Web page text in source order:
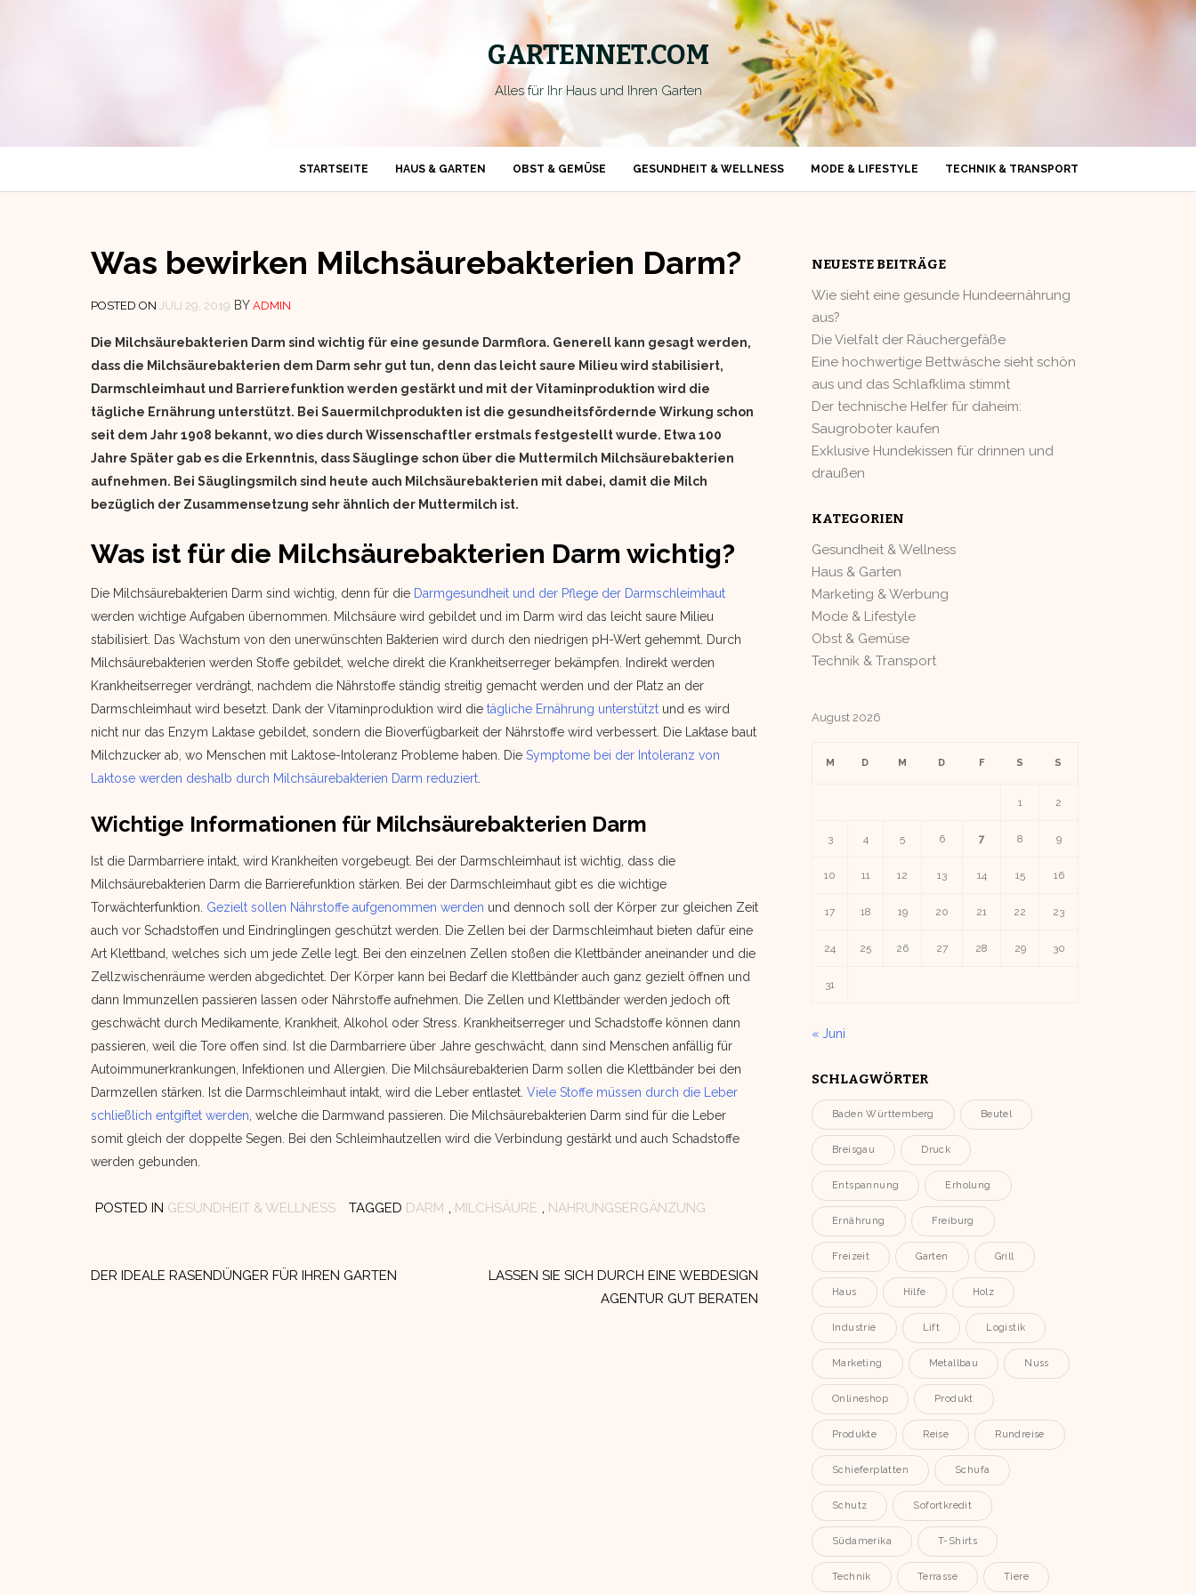
GARTENNET.COM
Alles für Ihr Haus und Ihren Garten
STARTSEITE HAUS & GARTEN OBST & GEMÜSE GESUNDHEIT & WELLNESS MODE & LIFESTYLE TECHNIK & TRANSPORT
Was bewirken Milchsäurebakterien Darm?
POSTED ON JULI 29, 2019 BY ADMIN
Die Milchsäurebakterien Darm sind wichtig für eine gesunde Darmflora. Generell kann gesagt werden,
dass die Milchsäurebakterien dem Darm sehr gut tun, denn das leicht saure Milieu wird stabilisiert,
Darmschleimhaut und Barrierefunktion werden gestärkt und mit der Vitaminproduktion wird die
tägliche Ernährung unterstützt. Bei Sauermilchprodukten ist die gesundheitsfördernde Wirkung schon
seit dem Jahr 1908 bekannt, wo dies durch Wissenschaftler erstmals festgestellt wurde. Etwa 100
Jahre Später gab es die Erkenntnis, dass Säuglinge schon über die Muttermilch Milchsäurebakterien
aufnehmen. Bei Säuglingsmilch sind heute auch Milchsäurebakterien mit dabei, damit die Milch
bezüglich der Zusammensetzung sehr ähnlich der Muttermilch ist.
Was ist für die Milchsäurebakterien Darm wichtig?
Die Milchsäurebakterien Darm sind wichtig, denn für die Darmgesundheit und der Pflege der Darmschleimhaut
werden wichtige Aufgaben übernommen. Milchsäure wird gebildet und im Darm wird das leicht saure Milieu
stabilisiert. Das Wachstum von den unerwünschten Bakterien wird durch den niedrigen pH-Wert gehemmt. Durch
Milchsäurebakterien werden Stoffe gebildet, welche direkt die Krankheitserreger bekämpfen. Indirekt werden
Krankheitserreger verdrängt, nachdem die Nährstoffe ständig streitig gemacht werden und der Platz an der
Darmschleimhaut wird besetzt. Dank der Vitaminproduktion wird die tägliche Ernährung unterstützt und es wird
nicht nur das Enzym Laktase gebildet, sondern die Bioverfügbarkeit der Nährstoffe wird verbessert. Die Laktase baut
Milchzucker ab, wo Menschen mit Laktose-Intoleranz Probleme haben. Die Symptome bei der Intoleranz von
Laktose werden deshalb durch Milchsäurebakterien Darm reduziert
Wichtige Informationen für Milchsäurebakterien Darm
Ist die Darmbarriere intakt, wird Krankheiten vorgebeugt. Bei der Darmschleimhaut ist wichtig, dass die
Milchsäurebakterien Darm die Barrierefunktion stärken. Bei der Darmschleimhaut gibt es die wichtige
Torwächterfunktion. Gezielt sollen Nährstoffe aufgenommen werden und dennoch soll der Körper zur gleichen Zeit
auch vor Schadstoffen und Eindringlingen geschützt werden. Die Zellen bei der Darmschleimhaut bieten dafür eine
Art Klettband, welches sich um jede Zelle legt. Bei den einzelnen Zellen stoßen die Klettbänder aneinander und die
Zellzwischenräume werden abgedichtet. Der Körper kann bei Bedarf die Klettbänder auch ganz gezielt öffnen und
dann Immunzellen passieren lassen oder Nährstoffe aufnehmen. Die Zellen und Klettbänder werden jedoch oft
geschwächt durch Medikamente, Krankheit, Alkohol oder Stress. Krankheitserreger und Schadstoffe können dann
passieren, weil die Tore offen sind. Ist die Darmbarriere über Jahre geschwächt, dann sind Menschen anfällig für
Autoimmunerkrankungen, Infektionen und Allergien. Die Milchsäurebakterien Darm sollen die Klettbänder bei den
Darmzellen stärken. Ist die Darmschleimhaut intakt, wird die Leber entlastet. Viele Stoffe müssen durch die Leber
schließlich entgiftet werden , welche die Darmwand passieren. Die Milchsäurebakterien Darm sind für die Leber
somit gleich der doppelte Segen. Bei den Schleimhautzellen wird die Verbindung gestärkt und auch Schadstoffe
werden gebunden.
POSTED IN GESUNDHEIT & WELLNESS TAGGED DARM , MILCHSÄURE , NAHRUNGSERGÄNZUNG
DER IDEALE RASENDÜNGER FÜR IHREN GARTEN
LASSEN SIE SICH DURCH EINE WEBDESIGN
AGENTUR GUT BERATEN
NEUESTE BEITRÄGE
Wie sieht eine gesunde Hundeernährung
aus?
Die Vielfalt der Räuchergefäße
Eine hochwertige Bettwäsche sieht schön
aus und das Schlafklima stimmt
Der technische Helfer für daheim:
Saugroboter kaufen
Exklusive Hundekissen für drinnen und
draußen
KATEGORIEN
Gesundheit & Wellness
Haus & Garten
Marketing & Werbung
Mode & Lifestyle
Obst & Gemüse
Technik & Transport
August 2026
M D M D F S S
1 2
3 4 5 6 7 8 9
10 11 12 13 14 15 16
17 18 19 20 21 22 23
24 25 26 27 28 29 30
31
« Juni
SCHLAGWÖRTER
Baden Württemberg Beutel
Breisgau Druck
Entspannung Erholung
Ernährung Freiburg
Freizeit Garten Grill
Haus Hilfe Holz
Industrie Lift Logistik
Marketing Metallbau Nuss
Onlineshop Produkt
Produkte Reise Rundreise
Schieferplatten Schufa
Schutz Sofortkredit
Südamerika T-Shirts
Technik Terrasse Tiere